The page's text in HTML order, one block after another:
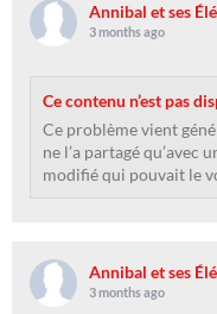
Annibal et ses
3 months ago
Ce contenu n’est pas
Ce problème vient
ne l’a partagé qu’avec
modifié qui pouvait le
Annibal et ses
3 months ago